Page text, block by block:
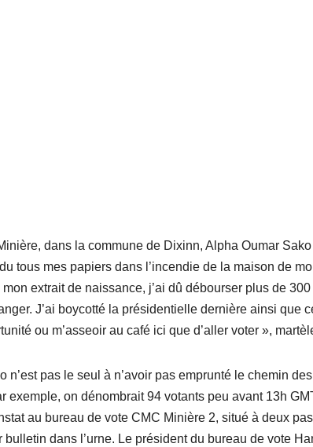
dans la commune de Dixinn, Alpha Oumar
tous mes papiers dans l’incendie de la maison de
extrait de naissance, j’ai dû débourser plus de
J’ai boycotté la présidentielle dernière ainsi que
ou m’asseoir au café ici que d’aller voter »,
n’est pas le seul à n’avoir pas emprunté le chemin
exemple, on dénombrait 94 votants peu avant 13h
au bureau de vote CMC Minière 2, situé à deux
dans l’urne. Le président du bureau de vote